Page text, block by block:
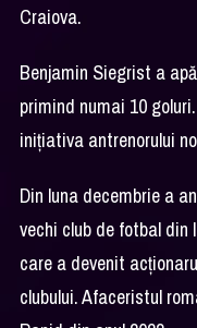
Craiova.
Benjamin Siegrist a
primind numai 10
inițiativa antrenorului
Din luna decembrie a
vechi club de fotbal din
care a devenit
clubului. Afaceristul